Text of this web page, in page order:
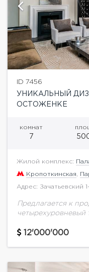
ID 7456
УНИКАЛЬНЫЙ
ОСТОЖЕНКЕ
комнат
7
Жилой комплекс:
Кропоткинская
Адрес: Зачатьевский
Предлагается к
четырехуровневый
Выполнен
12'000'000